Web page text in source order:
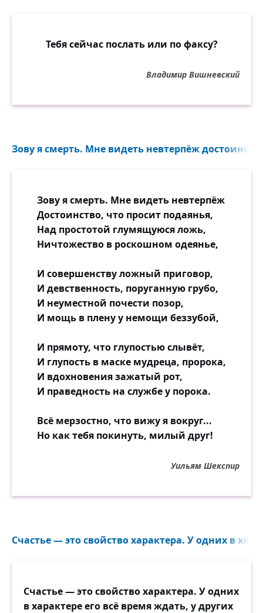
Тебя сейчас послать или по факсу?
Владимир Вишневский
Зову я смерть. Мне видеть невтерпёж
Зову я смерть. Мне видеть невтерпёж
Достоинство, что просит подаянья,
Над простотой глумящуюся ложь,
Ничтожество в роскошном одеянье,
И совершенству ложный приговор,
И девственность, поруганную грубо,
И неуместной почести позор,
И мощь в плену у немощи беззубой,
И прямоту, что глупостью слывёт,
И глупость в маске мудреца, пророка,
И вдохновения зажатый рот,
И праведность на службе у порока.
Всё мерзостно, что вижу я вокруг...
Но как тебя покинуть, милый друг!
Уильям Шекспир
Счастье — это свойство характера. У одних в
Счастье — это свойство характера. У одних
в характере его всё время ждать, у других